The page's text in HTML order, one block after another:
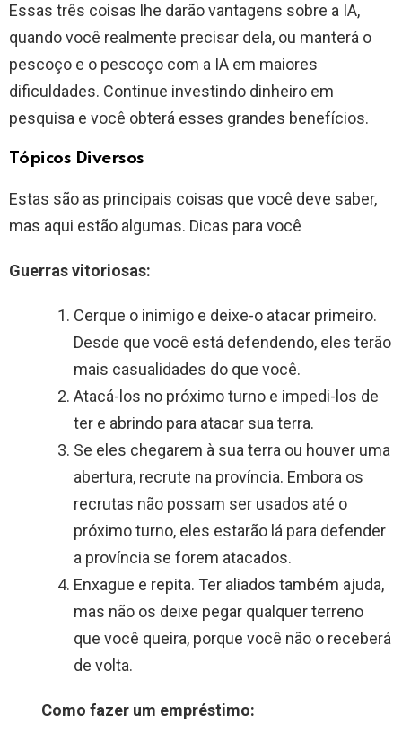
Essas três coisas lhe darão vantagens sobre a IA,
quando você realmente precisar dela, ou manterá o
pescoço e o pescoço com a IA em maiores
dificuldades. Continue investindo dinheiro em
pesquisa e você obterá esses grandes benefícios.
Tópicos Diversos
Estas são as principais coisas que você deve saber,
mas aqui estão algumas. Dicas para você
Guerras vitoriosas:
Cerque o inimigo e deixe-o atacar primeiro.
Desde que você está defendendo, eles terão
mais casualidades do que você.
Atacá-los no próximo turno e impedi-los de
ter e abrindo para atacar sua terra.
Se eles chegarem à sua terra ou houver uma
abertura, recrute na província. Embora os
recrutas não possam ser usados ​​até o
próximo turno, eles estarão lá para defender
a província se forem atacados.
Enxague e repita. Ter aliados também ajuda,
mas não os deixe pegar qualquer terreno
que você queira, porque você não o receberá
de volta.
Como fazer um empréstimo: